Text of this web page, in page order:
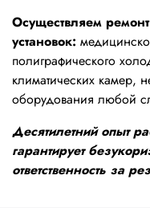
Осуществляем
установок:
полиграфического
климатических камер,
оборудования любой
Десятилетний опыт
гарантирует
ответственность за